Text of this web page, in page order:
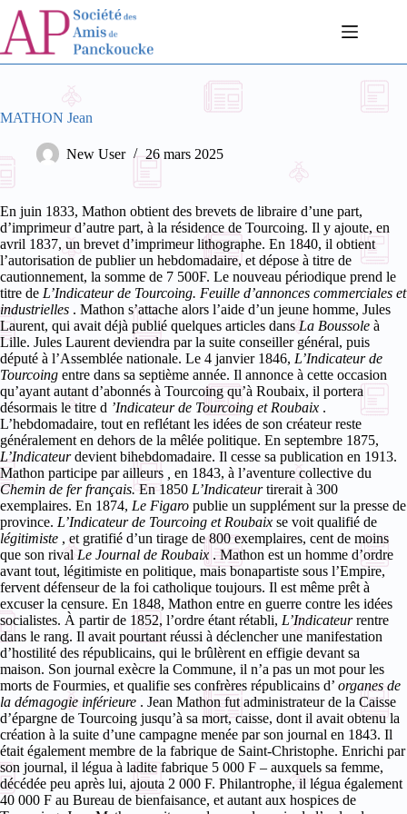
Passer
contenu
MATHON Jean
New User 26 mars 2025
En juin 1833, Mathon obtient des brevets de libraire d’une part,
d’imprimeur d’autre part, à la résidence de Tourcoing. Il y ajoute, en
avril 1837, un brevet d’imprimeur lithographe. En 1840, il obtient
l’autorisation de publier un hebdomadaire, et dépose à titre de
cautionnement, la somme de 7 500F. Le nouveau périodique prend le
titre de L’Indicateur de Tourcoing. Feuille d’annonces commerciales et
industrielles . Mathon s’attache alors l’aide d’un jeune homme, Jules
Laurent, qui avait déjà publié quelques articles dans La Boussole à
Lille. Jules Laurent deviendra par la suite conseiller général, puis
député à l’Assemblée nationale. Le 4 janvier 1846, L’Indicateur de
Tourcoing entre dans sa septième année. Il annonce à cette occasion
qu’ayant autant d’abonnés à Tourcoing qu’à Roubaix, il portera
désormais le titre d ’Indicateur de Tourcoing et Roubaix .
L’hebdomadaire, tout en reflétant les idées de son créateur reste
généralement en dehors de la mêlée politique. En septembre 1875,
L’Indicateur devient bihebdomadaire. Il cesse sa publication en 1913.
Mathon participe par ailleurs
en 1843, à l’aventure collective du
Chemin de fer français. En 1850 L’Indicateur tirerait à 300
exemplaires. En 1874, Le Figaro publie un supplément sur la presse de
province. L’Indicateur de Tourcoing et Roubaix se voit qualifié de
légitimiste , et gratifié d’un tirage de 800 exemplaires, cent de moins
que son rival Le Journal de Roubaix . Mathon est un homme d’ordre
avant tout, légitimiste en politique, mais bonapartiste sous l’Empire,
fervent défenseur de la foi catholique toujours. Il est même prêt à
excuser la censure. En 1848, Mathon entre en guerre contre les idées
socialistes. À partir de 1852, l’ordre étant rétabli, L’Indicateur rentre
dans le rang. Il avait pourtant réussi à déclencher une manifestation
d’hostilité des républicains, qui le brûlèrent en effigie devant sa
maison. Son journal exècre la Commune, il n’a pas un mot pour les
morts de Fourmies, et qualifie ses confrères républicains d’ organes de
la démagogie inférieure . Jean Mathon fut administrateur de la Caisse
d’épargne de Tourcoing jusqu’à sa mort, caisse, dont il avait obtenu la
création à la suite d’une campagne menée par son journal en 1843. Il
était également membre de la fabrique de Saint-Christophe. Enrichi par
son journal, il légua à ladite fabrique 5 000 F – auxquels sa femme,
décédée peu après lui, ajouta 2 000 F. Philantrophe, il légua également
40 000 F au Bureau de bienfaisance, et autant aux hospices de